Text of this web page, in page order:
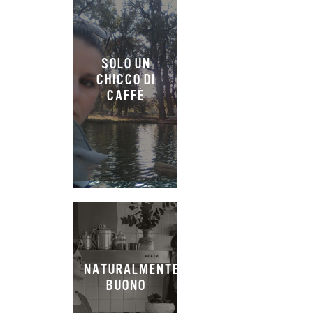
SOLO UN
CHICCO DI
CAFFÈ
NATURALMENTE
BUONO